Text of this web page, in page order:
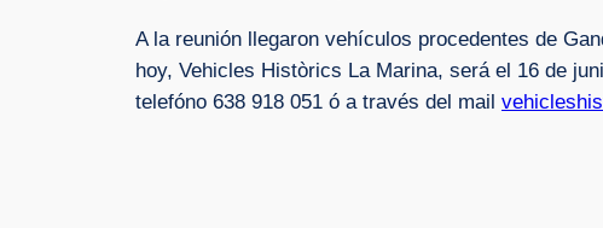
A la reunión llegaron vehículos procedentes de
hoy, Vehicles Històrics La Marina, será el 16 de
telefóno 638 918 051 ó a través del mail